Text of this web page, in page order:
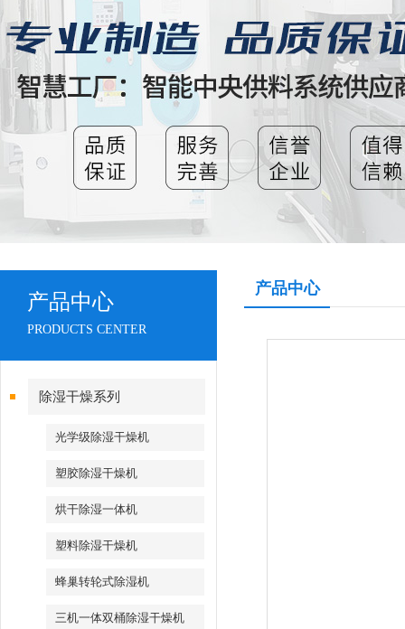
产品中心
PRODUCTS CENTER
除湿干燥系列
光学级除湿干燥机
塑胶除湿干燥机
烘干除湿一体机
塑料除湿干燥机
蜂巢转轮式除湿机
三机一体双桶除湿干燥机
产品中心